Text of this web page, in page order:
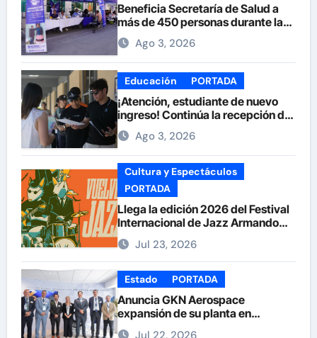
Beneficia Secretaría de Salud a
más de 450 personas durante la
Feria de la Salud en la Plaza de
ArmasAgo 3, 2026
Educación PORTADA
¡Atención, estudiante de nuevo
ingreso! Continúa la recepción de
documentos en la UACH.
Ago 3, 2026
Cultura y Espectáculos
PORTADA
Llega la edición 2026 del Festival
Internacional de Jazz Armando
Nuñez
Jul 23, 2026
Estado PORTADA
Anuncia GKN Aerospace
expansión de su planta en
Chihuahua
Jul 22, 2026